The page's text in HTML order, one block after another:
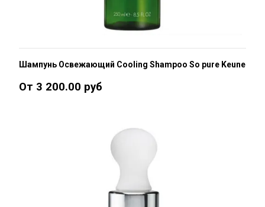
Шампунь Освежающий Cooling Shampoo So pure Keune
От 3 200.00 руб